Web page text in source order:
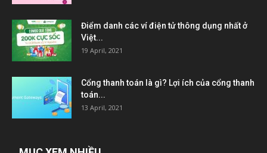
Điểm danh các ví điện tử thông dụng nhất ở
Việt...
19 April, 2021
Cổng thanh toán là gì? Lợi ích của cổng thanh
toán...
13 April, 2021